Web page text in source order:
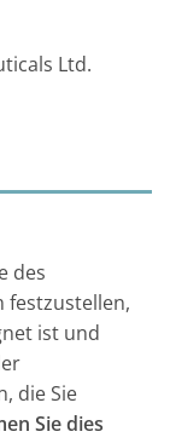
Ltd.
des
festzustellen,
ist und
die Sie
Sie dies